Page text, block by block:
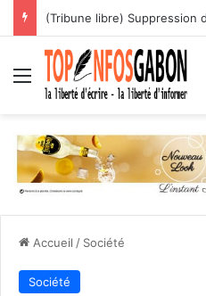
Menu
Accueil / Société
Société